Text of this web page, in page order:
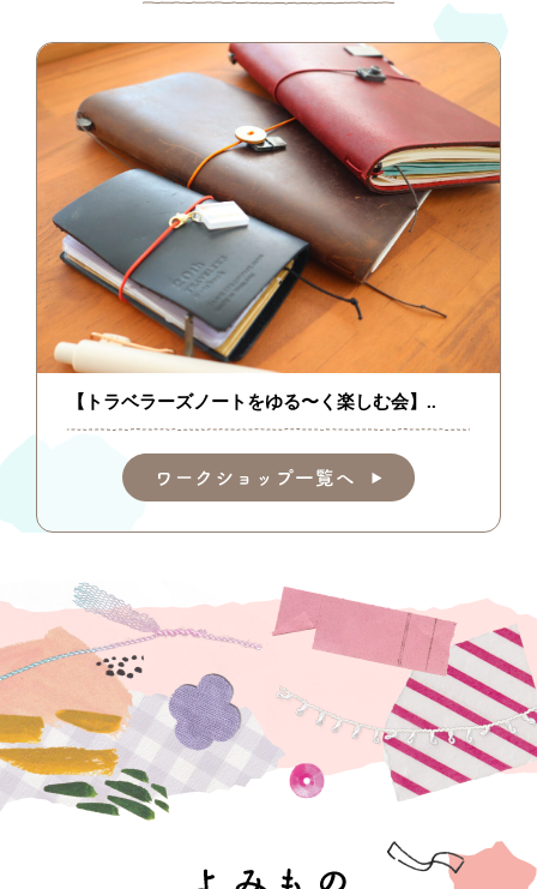
【トラベラーズノートをゆる〜く楽しむ会】..